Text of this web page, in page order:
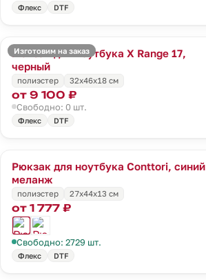
Флекс DTF
Изготовим на заказ
Рюкзак для ноутбука X Range 17,
черный
полиэстер 32x46x18 см
от 9 100 ₽
Свободно: 0 шт.
Флекс DTF
Рюкзак для ноутбука Conttori, синий
меланж
полиэстер 27х44х13 см
от 1 777 ₽
Свободно: 2729 шт.
Флекс DTF